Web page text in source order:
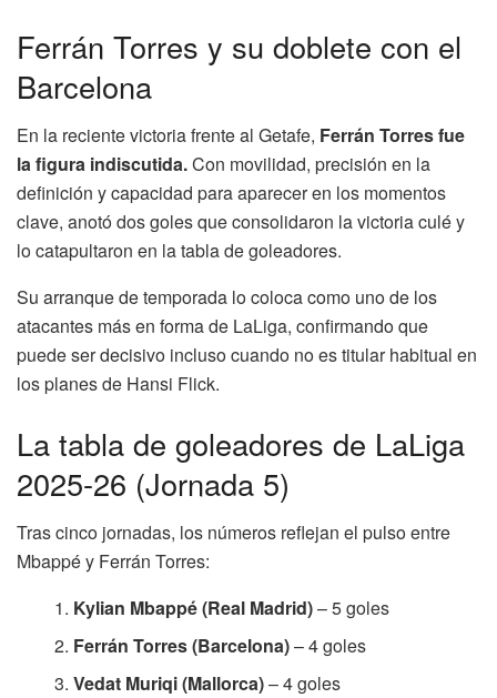
Ferrán Torres y su doblete con el
Barcelona
En la reciente victoria frente al Getafe, Ferrán Torres fue
la figura indiscutida.Con movilidad, precisión en la
definición y capacidad para aparecer en los momentos
clave, anotó dos goles que consolidaron la victoria culé y
lo catapultaron en la tabla de goleadores.
Su arranque de temporada lo coloca como uno de los
atacantes más en forma de LaLiga, confirmando que
puede ser decisivo incluso cuando no es titular habitual en
los planes de Hansi Flick.
La tabla de goleadores de LaLiga
2025-26 (Jornada 5)
Tras cinco jornadas, los números reflejan el pulso entre
Mbappé y Ferrán Torres:
Kylian Mbappé (Real Madrid)– 5 goles
Ferrán Torres (Barcelona)– 4 goles
Vedat Muriqi (Mallorca)– 4 goles